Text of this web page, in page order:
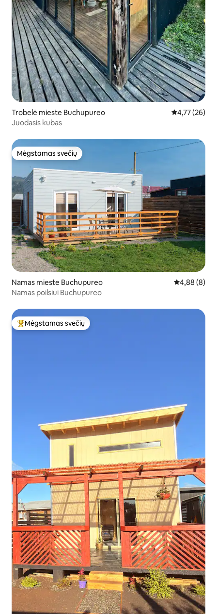
Trobelė mieste Buchupureo Vidutinis
4,77 (26)
Juodasis kubas
Mėgstamas svečių
Mėgstamas svečių
Namas mieste Buchupureo Vidutinis
4,88 (8)
Namas poilsiui Buchupureo
Svečių mėgstamiausias
Mėgstamas svečių